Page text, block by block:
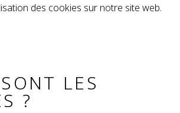
des cookies sur notre site web.
LES
?